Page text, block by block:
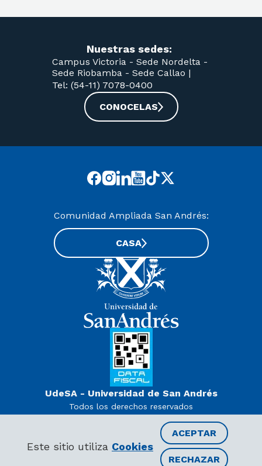
Este sitio utiliza Cookies
ACEPTAR
RECHAZAR
Nuestras sedes:
Campus Victoria - Sede Nordelta -
Sede Riobamba - Sede Callao |
Tel: (54-11) 7078-0400
CONOCELAS
UdeSA - Universidad de San Andrés
Todos los derechos reservados
Decreto PEN 978/07
Comunidad Ampliada San Andrés:
CASA